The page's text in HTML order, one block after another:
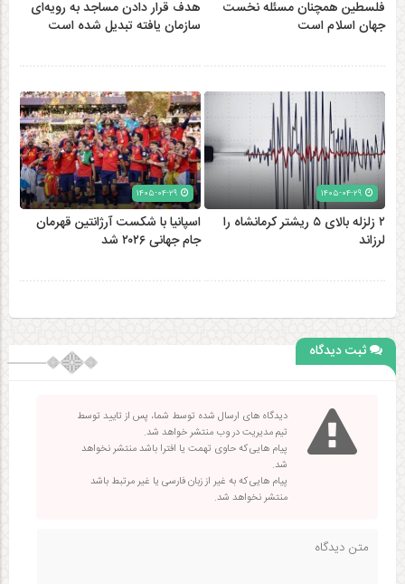
فلسطین همچنان مسئله نخست
جهان اسلام است
هدف قرار دادن مساجد به رویه‌ای
سازمان‌ یافته تبدیل شده است
۲ زلزله‌ بالای ۵ ریشتر کرمانشاه را
لرزاند
اسپانیا با شکست آرژانتین قهرمان
جام جهانی ۲۰۲۶ شد
ثبت دیدگاه
دیدگاه های ارسال شده توسط شما، پس از تایید توسط
تیم مدیریت در وب منتشر خواهد شد.
پیام هایی که حاوی تهمت یا افترا باشد منتشر نخواهد
شد.
پیام هایی که به غیر از زبان فارسی یا غیر مرتبط باشد
منتشر نخواهد شد.